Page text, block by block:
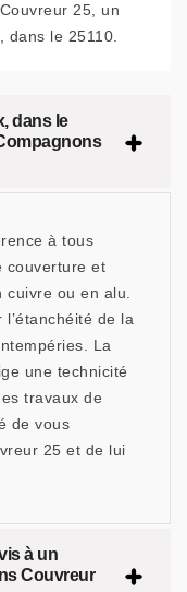
25, un
dans le 25110.
dans le
à tous
couverture et
cuivre ou en alu.
de la
La
une technicité
travaux de
de vous
25 et de lui
à un
Couvreur